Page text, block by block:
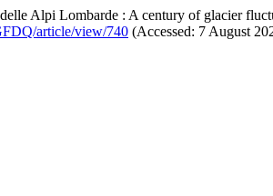
Alpi Lombarde : A century of glacier
article/view/740 (Accessed: 7 August